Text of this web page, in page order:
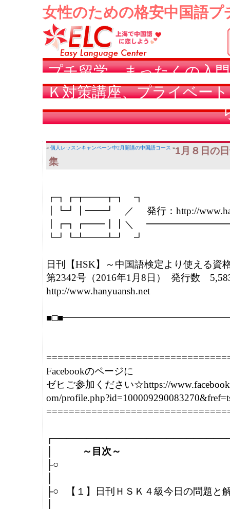
女性のための格安中国語
プチ留学、まったくの入
Ｋ対策講座、プライベー
« 個人レッスンキャンペーン中2月開講の中国語コース »1月８日の
集
┏┓┏┳━━┳┓　┓
┃┗┛┃━━┛　／     発行：http://
┃┏┓┏━━┃┃＼　
┗┛┗┻━━┻┛　┛
日刊【HSK】～中国語検定より使える資
第2342号（2016年1月8日）  発行数　
http://www.hanyuansh.net
Facebookのページに
ゼヒご参加ください☆https://
om/
～目次～
├○
├○   【１】日刊ＨＳＫ４級今日の問題と